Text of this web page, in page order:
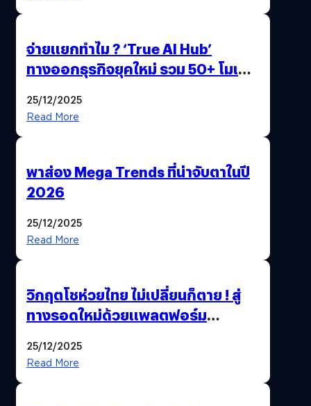
จ่ายแยกทำไม ? ‘True AI Hub’
ทางออกธุรกิจยุคใหม่ รวม 50+ โมเดล
25/12/2025
Read More
พาส่อง Mega Trends ที่น่าจับตาในปี
2026
25/12/2025
Read More
วิกฤตโชห่วยไทย ไม่เปลี่ยนก็ตาย ! สู่
ทางรอดใหม่ด้วยแพลตฟอร์ม
25/12/2025
Read More